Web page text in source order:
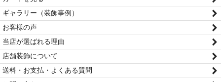
ギャラリー（装飾事例）
お客様の声
当店が選ばれる理由
店舗装飾について
送料・お支払・よくある質問